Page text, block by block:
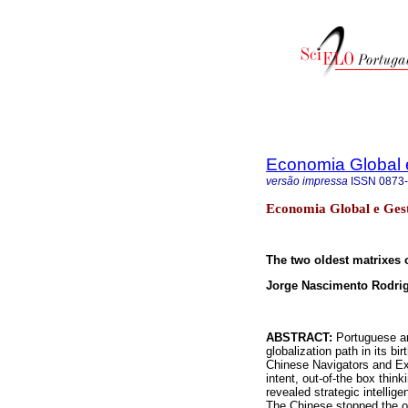
Economia Global
versão impressa ISSN
Economia Global e
The two oldest matrixes
Jorge Nascimento
ABSTRACT: Portuguese
globalization path in its
Chinese Navigators and
intent, out-of-the box
revealed strategic